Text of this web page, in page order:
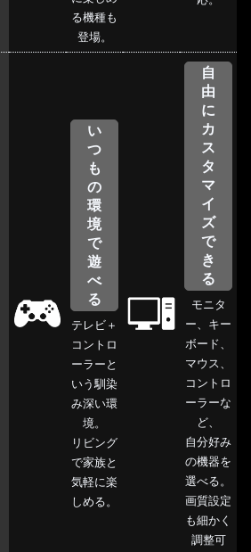
る機種も
登場。
い
つ
も
の
環
境
で
遊
べ
る
テレビ＋
コントロ
ーラーと
いう馴染
み深い環
境。
リビング
で家族と
気軽に楽
しめる。
自
由
に
カ
ス
タ
マ
イ
ズ
で
き
る
モニタ
ー、キー
ボード、
マウス、
コントロ
ーラーな
ど、
自分好み
の機器を
選べる。
画質設定
も細かく
調整可